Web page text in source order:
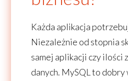
Każda aplikacja
Niezależnie od stopnia
samej aplikacji czy ilości
danych. MySQL to dobry